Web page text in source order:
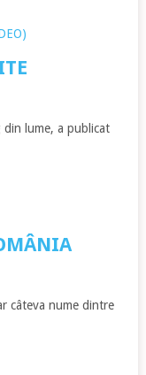
din lume, a publicat
câteva nume dintre